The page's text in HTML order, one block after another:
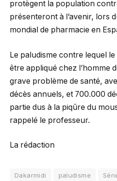
protègent la population
présenteront à l’avenir, lors
mondial de pharmacie en
Le paludisme contre lequel
être appliqué chez l’homme
grave problème de santé,
décès annuels, et 700.000
partie dus à la piqûre du
rappelé le professeur.
La rédaction
Dakarmidi paludisme